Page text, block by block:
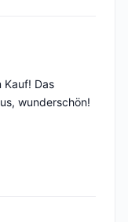
Kauf! Das
wunderschön!